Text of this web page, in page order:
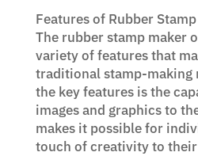
Features of Rubber
The rubber stamp maker
variety of features that
traditional stamp-making
the key features is the
images and graphics to
makes it possible for
touch of creativity to